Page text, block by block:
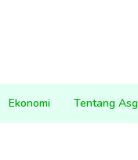
Ekonomi Tentang